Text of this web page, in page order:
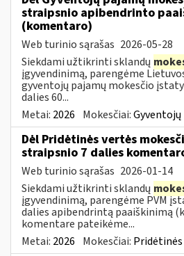
straipsnio apibendrinto
(komentaro)
Web turinio sąrašas 2026-05-28
Siekdami užtikrinti sklandų
įgyvendinimą, parengėme
gyventojų pajamų mokesčio
dalies 60...
Metai: 2026 Mokesčiai:
Dėl Pridėtinės vertės
straipsnio 7 dalies
Web turinio sąrašas 2026-01-14
Siekdami užtikrinti sklandų
įgyvendinimą, parengėme PVM
dalies apibendrintą paaiškinimą
komentare pateikėme...
Metai: 2026 Mokesčiai: